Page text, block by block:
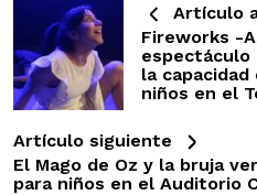
Artículo
Fireworks -
la
niños en el
Artículo siguiente
El Mago de Oz y la bruja
para niños en el Auditorio